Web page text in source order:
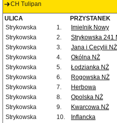
CH Tulipan
ULICA PRZYSTANEK
Strykowska
1. Imielnik Nowy
Strykowska
2. Strykowska 241
Strykowska
3. Jana i Cecylii NŻ
Strykowska
4. Okólna NŻ
Strykowska
5. Łodzianka NŻ
Strykowska
6. Rogowska NŻ
Strykowska
7. Herbowa
Strykowska
8. Opolska NŻ
Strykowska
9. Kwarcowa NŻ
Strykowska
10. Inflancka